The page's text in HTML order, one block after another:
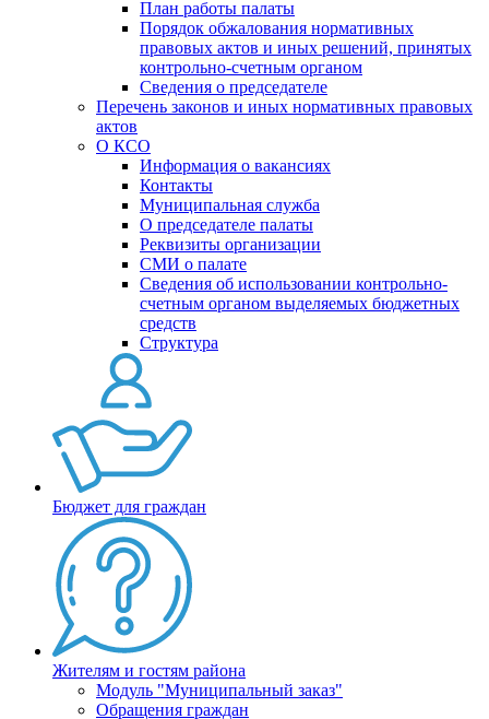
План работы палаты
Порядок обжалования нормативных
правовых актов и иных решений, принятых
контрольно-счетным органом
Сведения о председателе
Перечень законов и иных нормативных правовых
актов
О КСО
Информация о вакансиях
Контакты
Муниципальная служба
О председателе палаты
Реквизиты организации
СМИ о палате
Сведения об использовании контрольно-
счетным органом выделяемых бюджетных
средств
Структура
Бюджет для граждан
Жителям и гостям района
Модуль "Муниципальный заказ"
Обращения граждан